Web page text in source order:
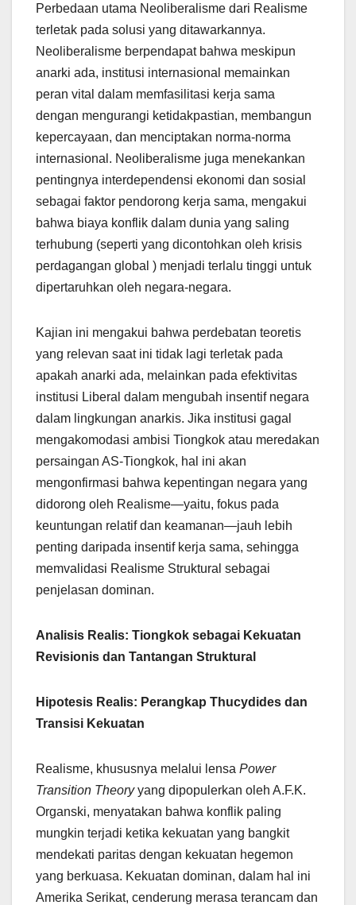
Perbedaan utama Neoliberalisme dari Realisme
terletak pada solusi yang ditawarkannya.
Neoliberalisme berpendapat bahwa meskipun
anarki ada, institusi internasional memainkan
peran vital dalam memfasilitasi kerja sama
dengan mengurangi ketidakpastian, membangun
kepercayaan, dan menciptakan norma-norma
internasional. Neoliberalisme juga menekankan
pentingnya interdependensi ekonomi dan sosial
sebagai faktor pendorong kerja sama, mengakui
bahwa biaya konflik dalam dunia yang saling
terhubung (seperti yang dicontohkan oleh krisis
perdagangan global ) menjadi terlalu tinggi untuk
dipertaruhkan oleh negara-negara.
Kajian ini mengakui bahwa perdebatan teoretis
yang relevan saat ini tidak lagi terletak pada
apakah anarki ada, melainkan pada efektivitas
institusi Liberal dalam mengubah insentif negara
dalam lingkungan anarkis. Jika institusi gagal
mengakomodasi ambisi Tiongkok atau meredakan
persaingan AS-Tiongkok, hal ini akan
mengonfirmasi bahwa kepentingan negara yang
didorong oleh Realisme—yaitu, fokus pada
keuntungan relatif dan keamanan—jauh lebih
penting daripada insentif kerja sama, sehingga
memvalidasi Realisme Struktural sebagai
penjelasan dominan.
Analisis Realis: Tiongkok sebagai Kekuatan
Revisionis dan Tantangan Struktural
Hipotesis Realis: Perangkap Thucydides dan
Transisi Kekuatan
Realisme, khususnya melalui lensa Power
Transition Theoryyang dipopulerkan oleh A.F.K.
Organski, menyatakan bahwa konflik paling
mungkin terjadi ketika kekuatan yang bangkit
mendekati paritas dengan kekuatan hegemon
yang berkuasa. Kekuatan dominan, dalam hal ini
Amerika Serikat, cenderung merasa terancam dan